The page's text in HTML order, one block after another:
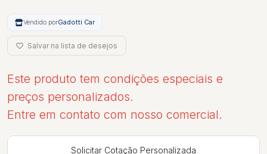
Vendido porGadotti Car
Salvar na lista de desejos
Este produto tem condições especiais e
preços personalizados.
Entre em contato com nosso comercial.
Solicitar Cotação Personalizada